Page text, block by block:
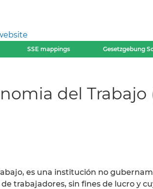
SSE mappings Gesetzgebung
del Trabajo
es una institución no
trabajadores, sin fines de lucro y